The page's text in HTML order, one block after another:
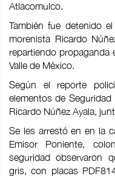
Atlacomulco.
También fue detenido
morenista Ricardo
repartiendo propaganda
Valle de México.
Según el reporte
elementos de
Ricardo Núñez Ayala,
Se les arrestó en en la
Emisor Poniente,
seguridad observaron
gris, con placas